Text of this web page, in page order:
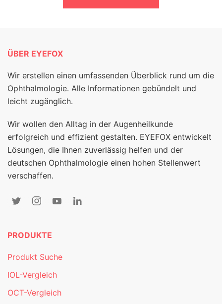
ÜBER EYEFOX
Wir erstellen einen umfassenden Überblick rund um die
Ophthalmologie. Alle Informationen gebündelt und
leicht zugänglich.
Wir wollen den Alltag in der Augenheilkunde
erfolgreich und effizient gestalten. EYEFOX entwickelt
Lösungen, die Ihnen zuverlässig helfen und der
deutschen Ophthalmologie einen hohen Stellenwert
verschaffen.
PRODUKTE
Produkt Suche
IOL-Vergleich
OCT-Vergleich